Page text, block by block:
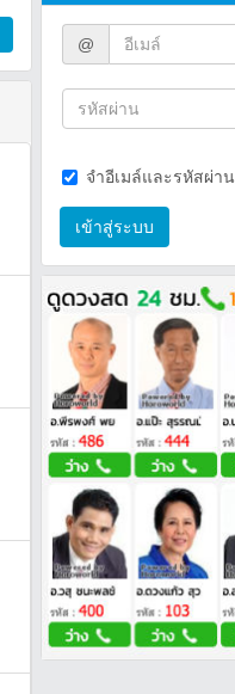
@
จำอีเมล์และรหัสผ่าน
เข้าสู่ระบบ